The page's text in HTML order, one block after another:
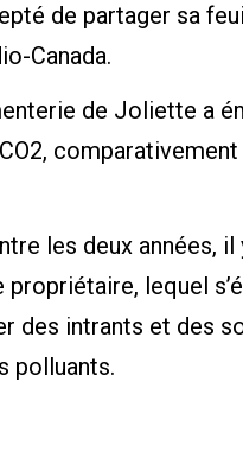
de partager sa
Canada.
de Joliette a
comparativement
les deux années, il
propriétaire, lequel
des intrants et des
polluants.